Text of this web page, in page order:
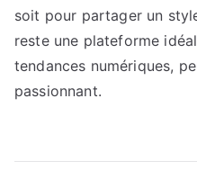
soit pour partager un
reste une plateforme
tendances numériques,
passionnant.